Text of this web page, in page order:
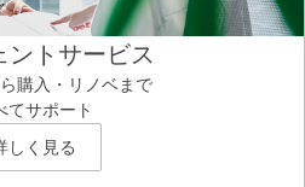
ントサービス
購入・リノベまで
てサポート
しく見る